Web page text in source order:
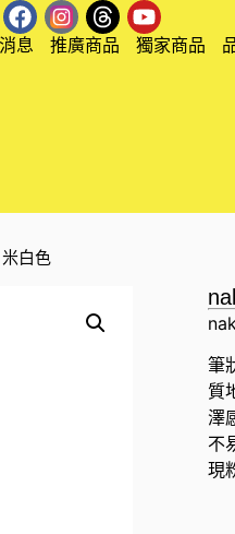
息 推廣商品 獨家商品
白色
筆
質
澤
不
現